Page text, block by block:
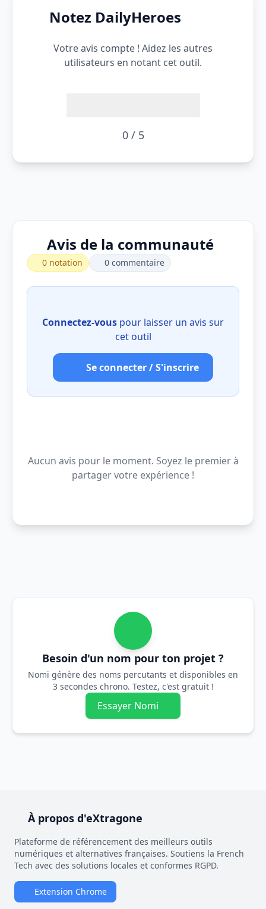
Notez DailyHeroes
Votre avis compte ! Aidez les autres
utilisateurs en notant cet outil.
0 / 5
Avis de la communauté
0 notation 0 commentaire
Connectez-vous pour laisser un avis sur
cet outil
Se connecter / S'inscrire
Aucun avis pour le moment. Soyez le premier à
partager votre expérience !
Besoin d'un nom pour ton projet ?
Nomi génère des noms percutants et disponibles en
3 secondes chrono. Testez, c'est gratuit !
Essayer Nomi
À propos d'eXtragone
Plateforme de référencement des meilleurs outils
numériques et alternatives françaises. Soutiens la French
Tech avec des solutions locales et conformes RGPD.
Extension Chrome